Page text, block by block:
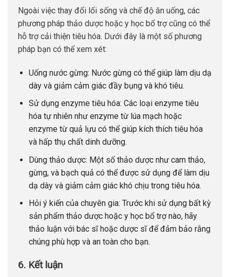
Ngoài việc thay đổi lối sống và chế độ ăn uống, các
phương pháp thảo dược hoặc y học bổ trợ cũng có thể
hỗ trợ cải thiện tiêu hóa. Dưới đây là một số phương
pháp bạn có thể xem xét:
Uống nước gừng: Nước gừng có thể giúp làm dịu dạ
dày và giảm cảm giác đầy bụng và khó tiêu.
Sử dụng enzyme tiêu hóa: Các loại enzyme tiêu
hóa tự nhiên như enzyme từ lúa mạch hoặc
enzyme từ quả lựu có thể giúp kích thích tiêu hóa
và hấp thụ chất dinh dưỡng.
Dùng thảo dược: Một số thảo dược như cam thảo,
gừng, và bạch quả có thể được sử dụng để làm dịu
dạ dày và giảm cảm giác khó chịu trong tiêu hóa.
Hỏi ý kiến của chuyên gia: Trước khi sử dụng bất kỳ
sản phẩm thảo dược hoặc y học bổ trợ nào, hãy
thảo luận với bác sĩ hoặc dược sĩ để đảm bảo rằng
chúng phù hợp và an toàn cho bạn.
6. Kết luận